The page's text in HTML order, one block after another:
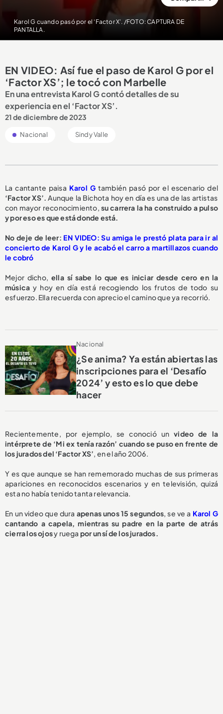
Karol G cuando pasó por el ‘Factor X’. /FOTO: CAPTURA DE
PANTALLA.
EN VIDEO: Así fue el paso de Karol G por el
‘Factor XS’; le tocó con Marbelle
En una entrevista Karol G contó detalles de su
experiencia en el ‘Factor XS’.
21 de diciembre de 2023
Nacional Sindy Valle
La cantante paisa Karol Gtambién pasó por el escenario del
‘Factor XS’. Aunque la Bichota hoy en día es una de las artistas
con mayor reconocimiento, su carrera la ha construido a pulso
y por eso es que está donde está.
No deje de leer: EN VIDEO: Su amiga le prestó plata para ir al
concierto de Karol G y le acabó el carro a martillazos cuando
le cobró
Mejor dicho, ella sí sabe lo que es iniciar desde cero en la
músicay hoy en día está recogiendo los frutos de todo su
esfuerzo. Ella recuerda con aprecio el camino que ya recorrió.
Nacional
¿Se anima? Ya están abiertas las
inscripciones para el ‘Desafío
2024’ y esto es lo que debe
hacer
Recientemente, por ejemplo, se conoció un video de la
intérprete de ‘Mi ex tenía razón’ cuando se puso en frente de
los jurados del ‘Factor XS’, en el año 2006.
Y es que aunque se han rememorado muchas de sus primeras
apariciones en reconocidos escenarios y en televisión, quizá
esta no había tenido tanta relevancia.
En un video que dura apenas unos 15 segundos, se ve a Karol G
cantando a capela, mientras su padre en la parte de atrás
cierra los ojosy ruega por un sí de los jurados.